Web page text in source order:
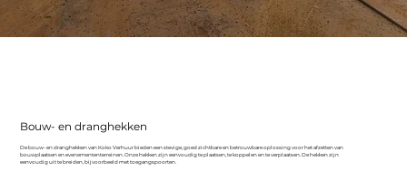
Bouw- en dranghekken
De bouw- en dranghekken van Koko Verhuur bieden een stevige, goed zichtbare en betrouwbare oplossing voor het afzetten van
bouwplaatsen en evenemententerreinen. Onze hekken zijn eenvoudig te plaatsen, te koppelen en te verplaatsen. De hekken zijn
eenvoudig uit te breiden, bijvoorbeeld met toegangspoorten.